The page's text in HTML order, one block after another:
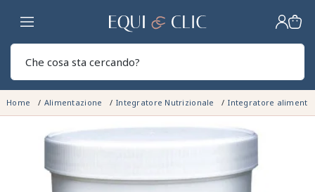
Casa
Home Alimentazione Integratore Nutrizionale Integratore